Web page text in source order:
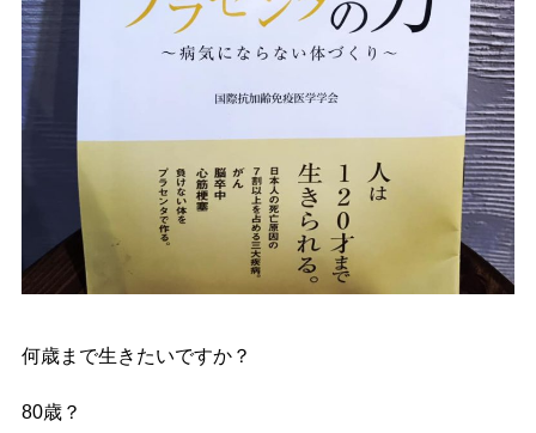
何歳まで生きたいですか？
80歳？